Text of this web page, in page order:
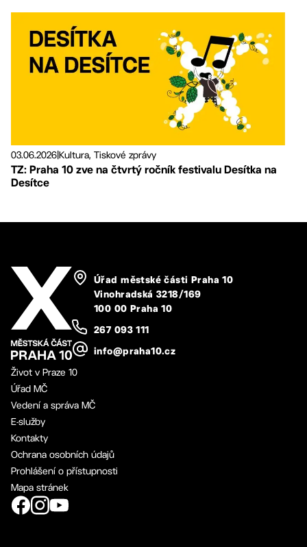
03.06.2026|Kultura, Tiskové zprávy
TZ: Praha 10 zve na čtvrtý ročník festivalu Desítka na
Desítce
Úřad městské části Praha 10
Vinohradská 3218/169
100 00 Praha 10
267 093 111
info@praha10.cz
Život v Praze 10
Úřad MČ
Vedení a správa MČ
E-služby
Kontakty
Ochrana osobních údajů
Prohlášení o přístupnosti
Mapa stránek